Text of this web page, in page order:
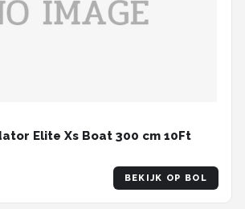
Elite Xs Boat 300 cm 10Ft
BEKIJK OP BOL